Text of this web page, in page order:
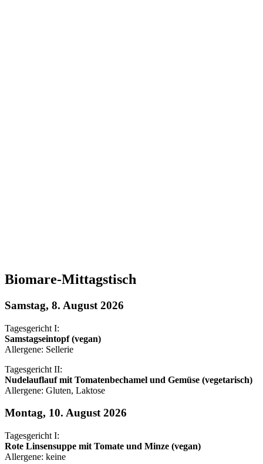
Biomare-Mittagstisch
Samstag, 8. August 2026
Tagesgericht I:
Samstagseintopf (vegan)
Allergene: Sellerie
Tagesgericht II:
Nudelauflauf mit Tomatenbechamel und Gemüse (vegetarisch)
Allergene: Gluten, Laktose
Montag, 10. August 2026
Tagesgericht I:
Rote Linsensuppe mit Tomate und Minze (vegan)
Allergene: keine